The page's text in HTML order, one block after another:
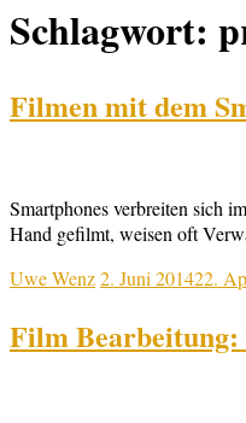
Schlagwort:
Filmen mit dem
Smartphones verbreiten sich
Hand gefilmt, weisen oft
Uwe Wenz2. Juni 201422.
Film Bearbeitung: